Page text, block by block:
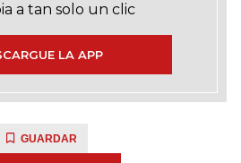
a tan solo un clic
LA APP
GUARDAR